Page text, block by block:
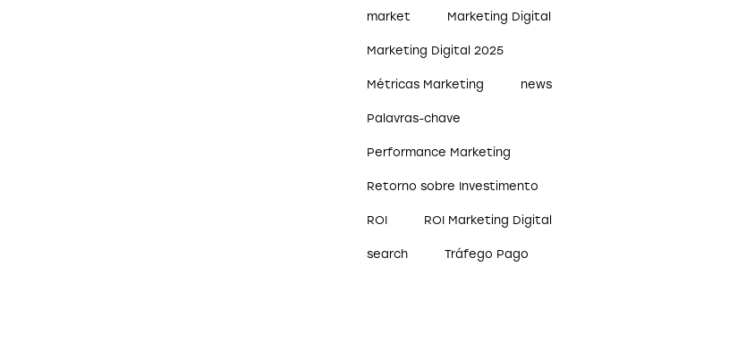
market Marketing Digital
Marketing Digital 2025
Métricas Marketing news
Palavras-chave
Performance Marketing
Retorno sobre Investimento
ROI ROI Marketing Digital
search Tráfego Pago